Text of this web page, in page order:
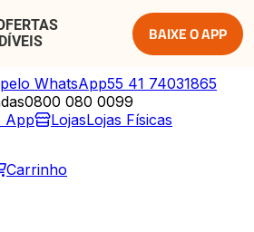
BAIXE O APP
WhatsApp55 41 74031865
0800 080 0099
App LojasLojas Físicas
Carrinho